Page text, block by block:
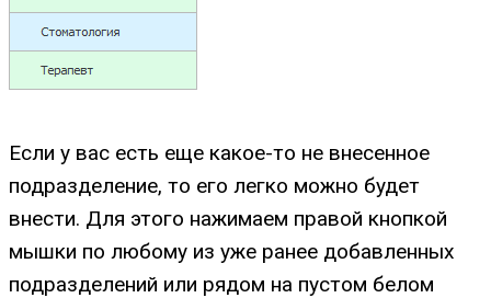
Если у вас есть еще какое-то не внесенное
подразделение, то его легко можно будет
внести. Для этого нажимаем правой кнопкой
мышки по любому из уже ранее добавленных
подразделений или рядом на пустом белом